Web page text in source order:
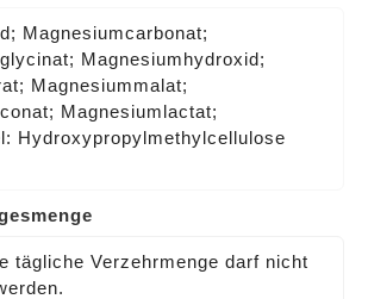
Magnesiumcarbonat;
Magnesiumhydroxid;
Magnesiummalat;
Magnesiumlactat;
Hydroxypropylmethylcellulose
tägliche Verzehrmenge darf nicht